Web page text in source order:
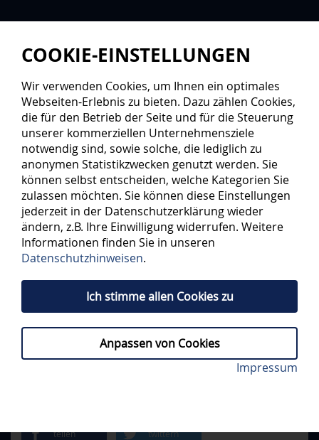
Dritter ERC-Sieg im dritten Saisonduell mit Nürnberg.
// SONNTAG, 11.01.2026
teilen twittern
COOKIE-EINSTELLUNGEN
Wir verwenden Cookies, um Ihnen ein optimales
Webseiten-Erlebnis zu bieten. Dazu zählen Cookies,
die für den Betrieb der Seite und für die Steuerung
unserer kommerziellen Unternehmensziele
notwendig sind, sowie solche, die lediglich zu
anonymen Statistikzwecken genutzt werden. Sie
können selbst entscheiden, welche Kategorien Sie
zulassen möchten. Sie können diese Einstellungen
jederzeit in der Datenschutzerklärung wieder
ändern, z.B. Ihre Einwilligung widerrufen. Weitere
Informationen finden Sie in unseren
Datenschutzhinweisen.
Ich stimme allen Cookies zu
Anpassen von Cookies
Impressum